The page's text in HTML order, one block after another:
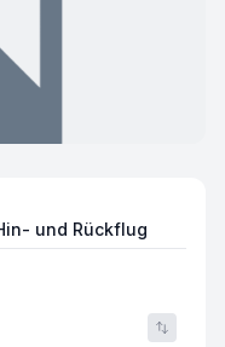
und Rückflug